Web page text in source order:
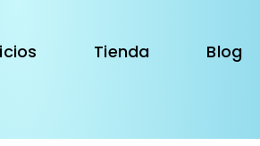
Tienda Blog